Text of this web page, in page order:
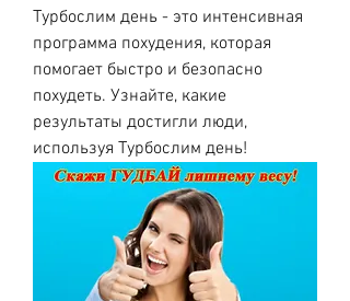
Турбослим день - это интенсивная
программа похудения, которая
помогает быстро и безопасно
похудеть. Узнайте, какие
результаты достигли люди,
используя Турбослим день!